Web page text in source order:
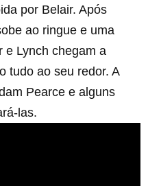
por Belair. Após
ao ringue e uma
e Lynch chegam a
tudo ao seu redor. A
Pearce e alguns
las.